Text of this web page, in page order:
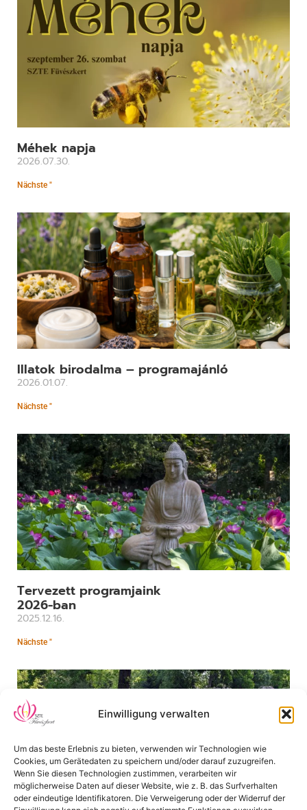
Einwilligung verwalten
Um das beste Erlebnis zu bieten, verwenden wir Technologien wie
Cookies, um Gerätedaten zu speichern und/oder darauf zuzugreifen.
Wenn Sie diesen Technologien zustimmen, verarbeiten wir
möglicherweise Daten auf dieser Website, wie z. B. das Surfverhalten
oder eindeutige Identifikatoren. Die Verweigerung oder der Widerruf der
Méhek napja
2026.07.30.
Nächste "
Illatok birodalma – programajánló
2026.01.07.
Nächste "
Tervezett programjaink
2026-ban
2025.12.16.
Nächste "